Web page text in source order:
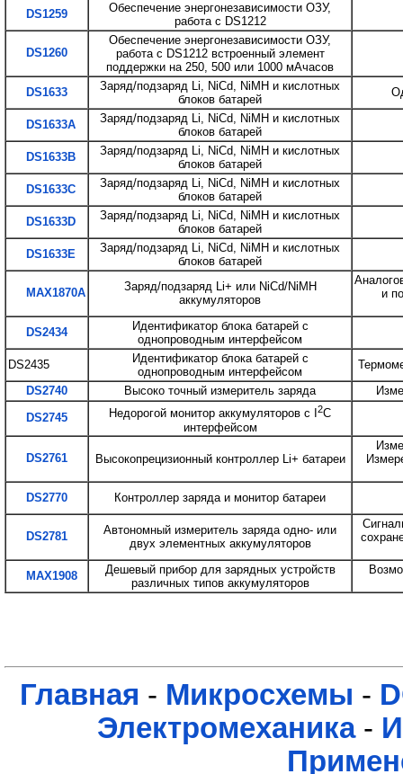
DS1259
Обеспечение энергонезависимости ОЗУ,
работа с DS1212
DS1260
Обеспечение энергонезависимости ОЗУ,
работа с DS1212 встроенный элемент
поддержки на 250, 500 или 1000 мАчасов
DS1633
Заряд/подзаряд Li, NiCd, NiMH и кислотных
блоков батарей
DS1633A
Заряд/подзаряд Li, NiCd, NiMH и кислотных
блоков батарей
DS1633B
Заряд/подзаряд Li, NiCd, NiMH и кислотных
блоков батарей
DS1633C
Заряд/подзаряд Li, NiCd, NiMH и кислотных
блоков батарей
DS1633D
Заряд/подзаряд Li, NiCd, NiMH и кислотных
блоков батарей
DS1633E
Заряд/подзаряд Li, NiCd, NiMH и кислотных
блоков батарей
MAX1870A
Заряд/подзаряд Li+ или NiCd/NiMH
аккумуляторов
и
DS2434
Идентификатор блока батарей с
однопроводным интерфейсом
DS2435
Идентификатор блока батарей с
однопроводным интерфейсом
DS2740
Высоко точный измеритель заряда
DS2745
Недорогой монитор аккумуляторов с I 2C
интерфейсом
DS2761 Высокопрецизионный контроллер Li+ батареи
DS2770 Контроллер заряда и монитор батареи
DS2781
Автономный измеритель заряда одно- или
двух элементных аккумуляторов
MAX1908
Дешевый прибор для зарядных устройств
различных типов аккумуляторов
Главная - Микросхемы -
Электромеханика-